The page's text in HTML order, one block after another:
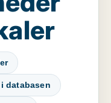
databasen